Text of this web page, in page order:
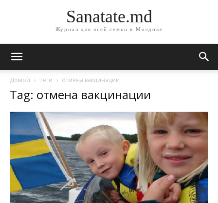
Sanatate.md
Журнал для всей семьи в Молдове
Домой Теги отмена вакцинации
Tag: отмена вакцинации